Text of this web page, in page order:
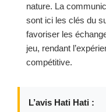
nature. La
sont ici les clés du
favoriser les
jeu, rendant
compétitive.
L’avis Hati Hati :